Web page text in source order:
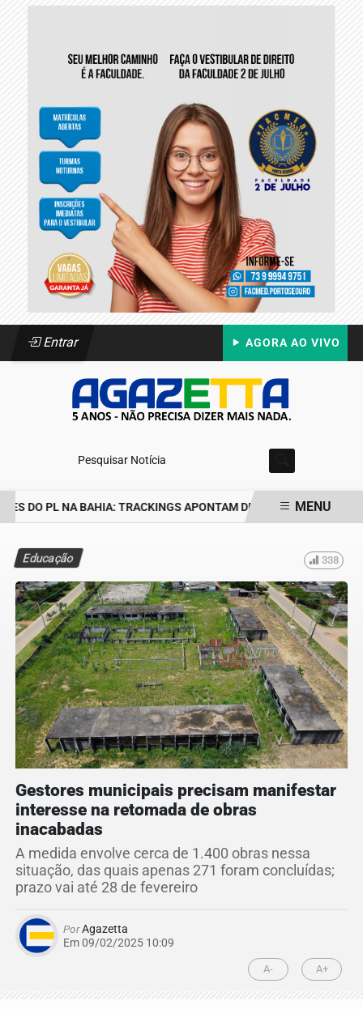
Entrar AGORA AO VIVO
Pesquisar Notícia
DO PL NA BAHIA: TRACKINGS APONTAM DRA. RAISSA SOARES E
MENU
Educação 338
Gestores municipais precisam manifestar
interesse na retomada de obras
inacabadas
A medida envolve cerca de 1.400 obras nessa
situação, das quais apenas 271 foram concluídas;
prazo vai até 28 de fevereiro
PorAgazetta
Em 09/02/2025 10:09
A- A+